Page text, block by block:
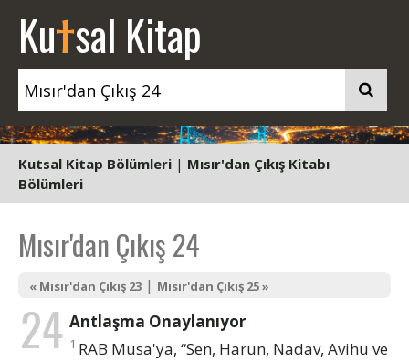
Kutsal Kitap
Kutsal Kitap Bölümleri | Mısır'dan Çıkış Kitabı
Bölümleri
Mısır'dan Çıkış 24
« Mısır'dan Çıkış 23 | Mısır'dan Çıkış 25 »
24 Antlaşma Onaylanıyor
1 RAB Musa'ya, “Sen, Harun, Nadav, Avihu ve